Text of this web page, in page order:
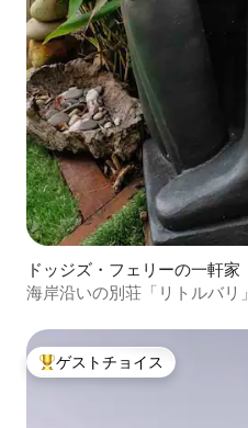
ドッジズ・フェリーの一軒家
海岸沿いの別荘「リトルバリ」
大好評のゲストチョイスです。
ゲストチョイス